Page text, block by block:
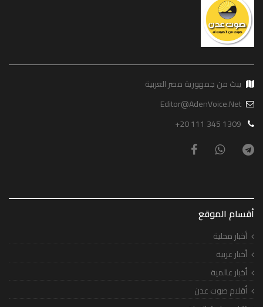
يبث من جمهورية مصر العربية
Editor@AdenVoice.Net
+20 111 345 1309
أقسام الموقع
أخبار محلية
أخبار عربية
أخبار عالمية
أقلام صوت عدن